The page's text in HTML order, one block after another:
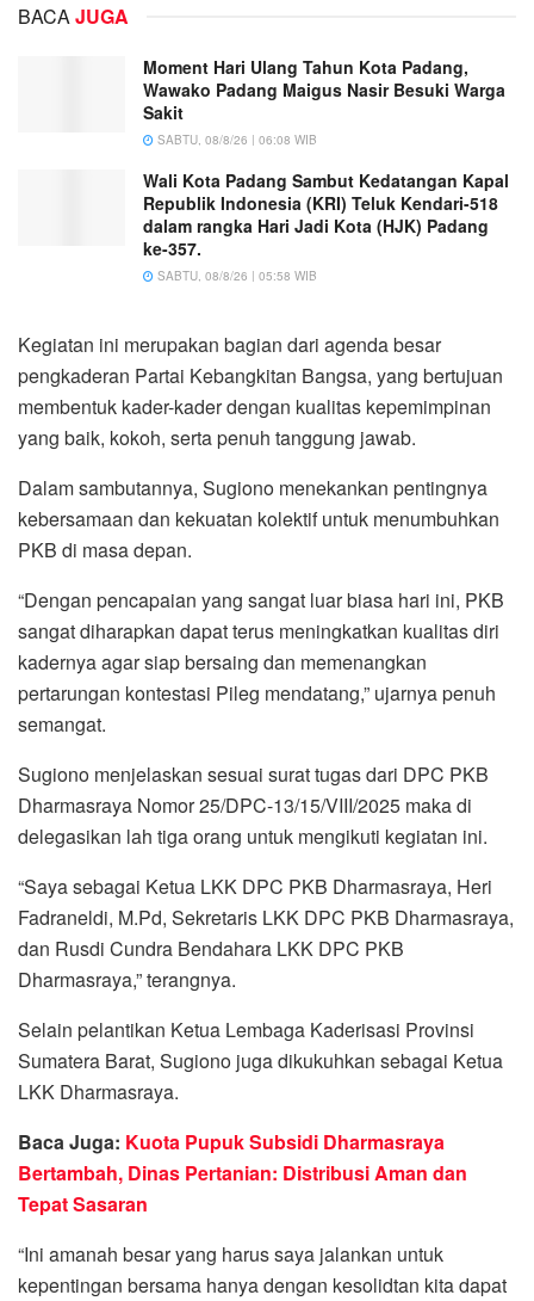
BACA JUGA
Moment Hari Ulang Tahun Kota Padang,
Wawako Padang Maigus Nasir Besuki Warga
Sakit
SABTU, 08/8/26 | 06:08 WIB
Wali Kota Padang Sambut Kedatangan Kapal
Republik Indonesia (KRI) Teluk Kendari-518
dalam rangka Hari Jadi Kota (HJK) Padang
ke-357.
SABTU, 08/8/26 | 05:58 WIB
Kegiatan ini merupakan bagian dari agenda besar
pengkaderan Partai Kebangkitan Bangsa, yang bertujuan
membentuk kader-kader dengan kualitas kepemimpinan
yang baik, kokoh, serta penuh tanggung jawab.
Dalam sambutannya, Sugiono menekankan pentingnya
kebersamaan dan kekuatan kolektif untuk menumbuhkan
PKB di masa depan.
“Dengan pencapaian yang sangat luar biasa hari ini, PKB
sangat diharapkan dapat terus meningkatkan kualitas diri
kadernya agar siap bersaing dan memenangkan
pertarungan kontestasi Pileg mendatang,” ujarnya penuh
semangat.
Sugiono menjelaskan sesuai surat tugas dari DPC PKB
Dharmasraya Nomor 25/DPC-13/15/VIII/2025 maka di
delegasikan lah tiga orang untuk mengikuti kegiatan ini.
“Saya sebagai Ketua LKK DPC PKB Dharmasraya, Heri
Fadraneldi, M.Pd, Sekretaris LKK DPC PKB Dharmasraya,
dan Rusdi Cundra Bendahara LKK DPC PKB
Dharmasraya,” terangnya.
Selain pelantikan Ketua Lembaga Kaderisasi Provinsi
Sumatera Barat, Sugiono juga dikukuhkan sebagai Ketua
LKK Dharmasraya.
Baca Juga: Kuota Pupuk Subsidi Dharmasraya
Bertambah, Dinas Pertanian: Distribusi Aman dan
Tepat Sasaran
“Ini amanah besar yang harus saya jalankan untuk
kepentingan bersama hanya dengan kesolidtan kita dapat